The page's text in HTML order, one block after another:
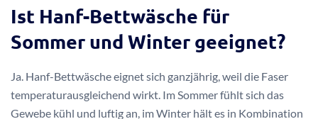
Ist Hanf-Bettwäsche für
Sommer und Winter geeignet?
Ja. Hanf-Bettwäsche eignet sich ganzjährig, weil die Faser
temperaturausgleichend wirkt. Im Sommer fühlt sich das
Gewebe kühl und luftig an, im Winter hält es in Kombination